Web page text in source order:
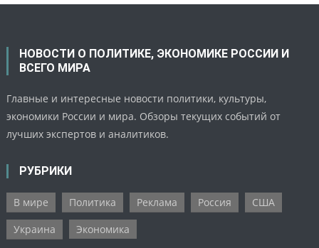
НОВОСТИ О ПОЛИТИКЕ, ЭКОНОМИКЕ РОССИИ И
ВСЕГО МИРА
Главные и интересные новости политики, культуры,
экономики России и мира. Обзоры текущих событий от
лучших экспертов и аналитиков.
РУБРИКИ
В мире Политика Реклама Россия
США
Украина
Экономика